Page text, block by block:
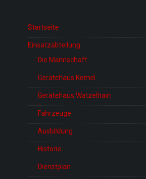
Startseite
Einsatzabteilung
Die Mannschaft
Gerätehaus Kemel
Gerätehaus Watzelhain
Fahrzeuge
Ausbildung
Historie
Dienstplan